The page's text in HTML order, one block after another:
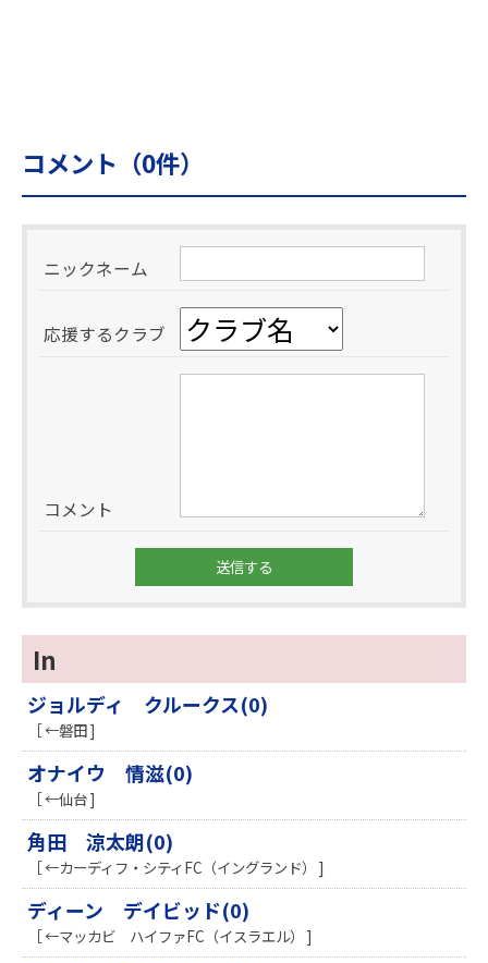
コメント（0件）
ニックネーム
応援するクラブ
コメント
In
ジョルディ クルークス(0)
［ ←磐田 ]
オナイウ 情滋(0)
［ ←仙台 ]
角田 涼太朗(0)
［ ←カーディフ・シティFC（イングランド） ]
ディーン デイビッド(0)
［ ←マッカビ ハイファFC（イスラエル） ]